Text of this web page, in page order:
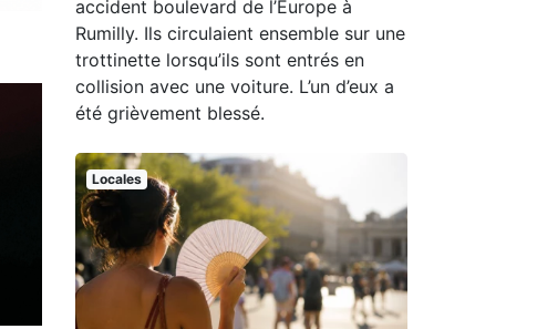
accident boulevard de l’Europe à
Rumilly. Ils circulaient ensemble sur une
trottinette lorsqu’ils sont entrés en
collision avec une voiture. L’un d’eux a
été grièvement blessé.
Locales